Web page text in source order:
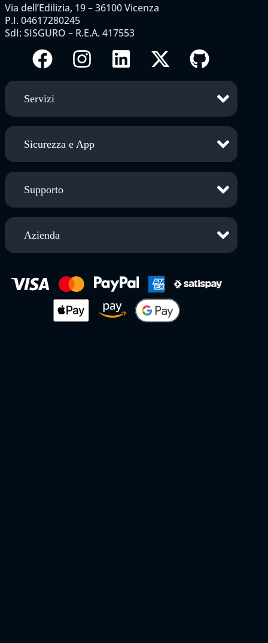
Via dell’Edilizia, 19 – 36100 Vicenza
P.I. 04617280245
SdI: SISGURO – R.E.A. 417553
Servizi
Sicurezza e App
Supporto
Azienda